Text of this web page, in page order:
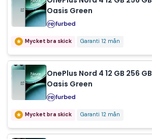
Oasis Green
Mycket bra skick Garanti 12 mån
OnePlus Nord 4 12 GB 256 GB
Oasis Green
Mycket bra skick Garanti 12 mån